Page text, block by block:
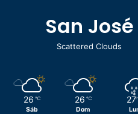
San José
Scattered Clouds
26 ℃
Sáb
26 ℃
Dom
27